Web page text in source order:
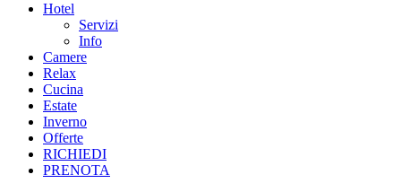
Hotel
Servizi
Info
Camere
Relax
Cucina
Estate
Inverno
Offerte
RICHIEDI
PRENOTA